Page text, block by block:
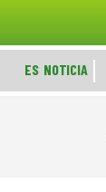
ES NOTICIA